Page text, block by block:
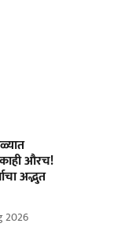
औरच!
अद्भुत
2026